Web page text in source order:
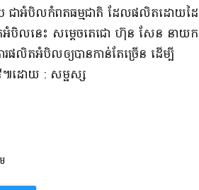
ជា​អំបិល​កំពត​ធម្មជាតិ ដែល​ផលិត​ដោយ​ដៃ
អំបិល​នេះ សម្តេច​តេ​ជោ ហ៊ុន សែន នាយក
រ​ផលិត​អំបិល​ឲ្យ​បាន​កាន់តែច្រើន ដើម្បី​
៩៕​ដោយ : សម្ផស្ស​